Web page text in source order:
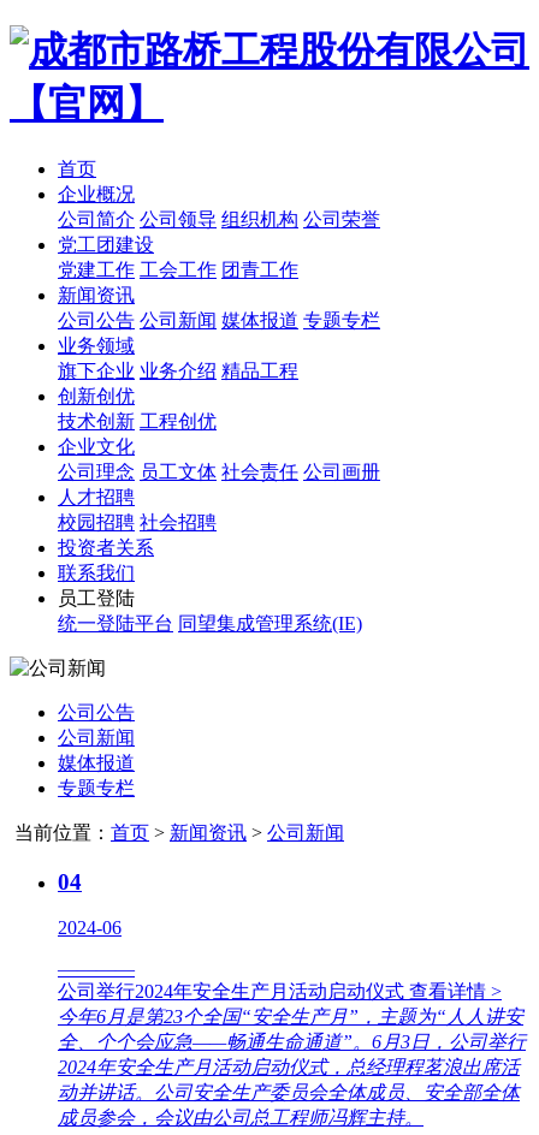
首页
企业概况
公司简介 公司领导 组织机构 公司荣誉
党工团建设
党建工作 工会工作 团青工作
新闻资讯
公司公告 公司新闻 媒体报道 专题专栏
业务领域
旗下企业 业务介绍 精品工程
创新创优
技术创新 工程创优
企业文化
公司理念 员工文体 社会责任 公司画册
人才招聘
校园招聘 社会招聘
投资者关系
联系我们
员工登陆
统一登陆平台 同望集成管理系统(IE)
公司公告
公司新闻
媒体报道
专题专栏
当前位置： 首页 > 新闻资讯 > 公司新闻
04
2024-06
————
公司举行2024年安全生产月活动启动仪式 查看详情 >
今年6月是第23个全国“安全生产月”，主题为“人人讲安
全、个个会应急——畅通生命通道”。6月3日，公司举行
2024年安全生产月活动启动仪式，总经理程茗浪出席活
动并讲话。公司安全生产委员会全体成员、安全部全体
成员参会，会议由公司总工程师冯辉主持。